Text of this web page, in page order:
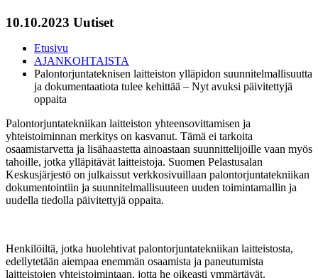
10.10.2023 Uutiset
Etusivu
AJANKOHTAISTA
Palontorjuntateknisen laitteiston ylläpidon suunnitelmallisuutta
ja dokumentaatiota tulee kehittää – Nyt avuksi päivitettyjä
oppaita
Palontorjuntatekniikan laitteiston yhteensovittamisen ja
yhteistoiminnan merkitys on kasvanut. Tämä ei tarkoita
osaamistarvetta ja lisähaastetta ainoastaan suunnittelijoille vaan myös
tahoille, jotka ylläpitävät laitteistoja. Suomen Pelastusalan
Keskusjärjestö on julkaissut verkkosivuillaan palontorjuntatekniikan
dokumentointiin ja suunnitelmallisuuteen uuden toimintamallin ja
uudella tiedolla päivitettyjä oppaita.
Henkilöiltä, jotka huolehtivat palontorjuntatekniikan laitteistosta,
edellytetään aiempaa enemmän osaamista ja paneutumista
laitteistojen yhteistoimintaan, jotta he oikeasti ymmärtävät,